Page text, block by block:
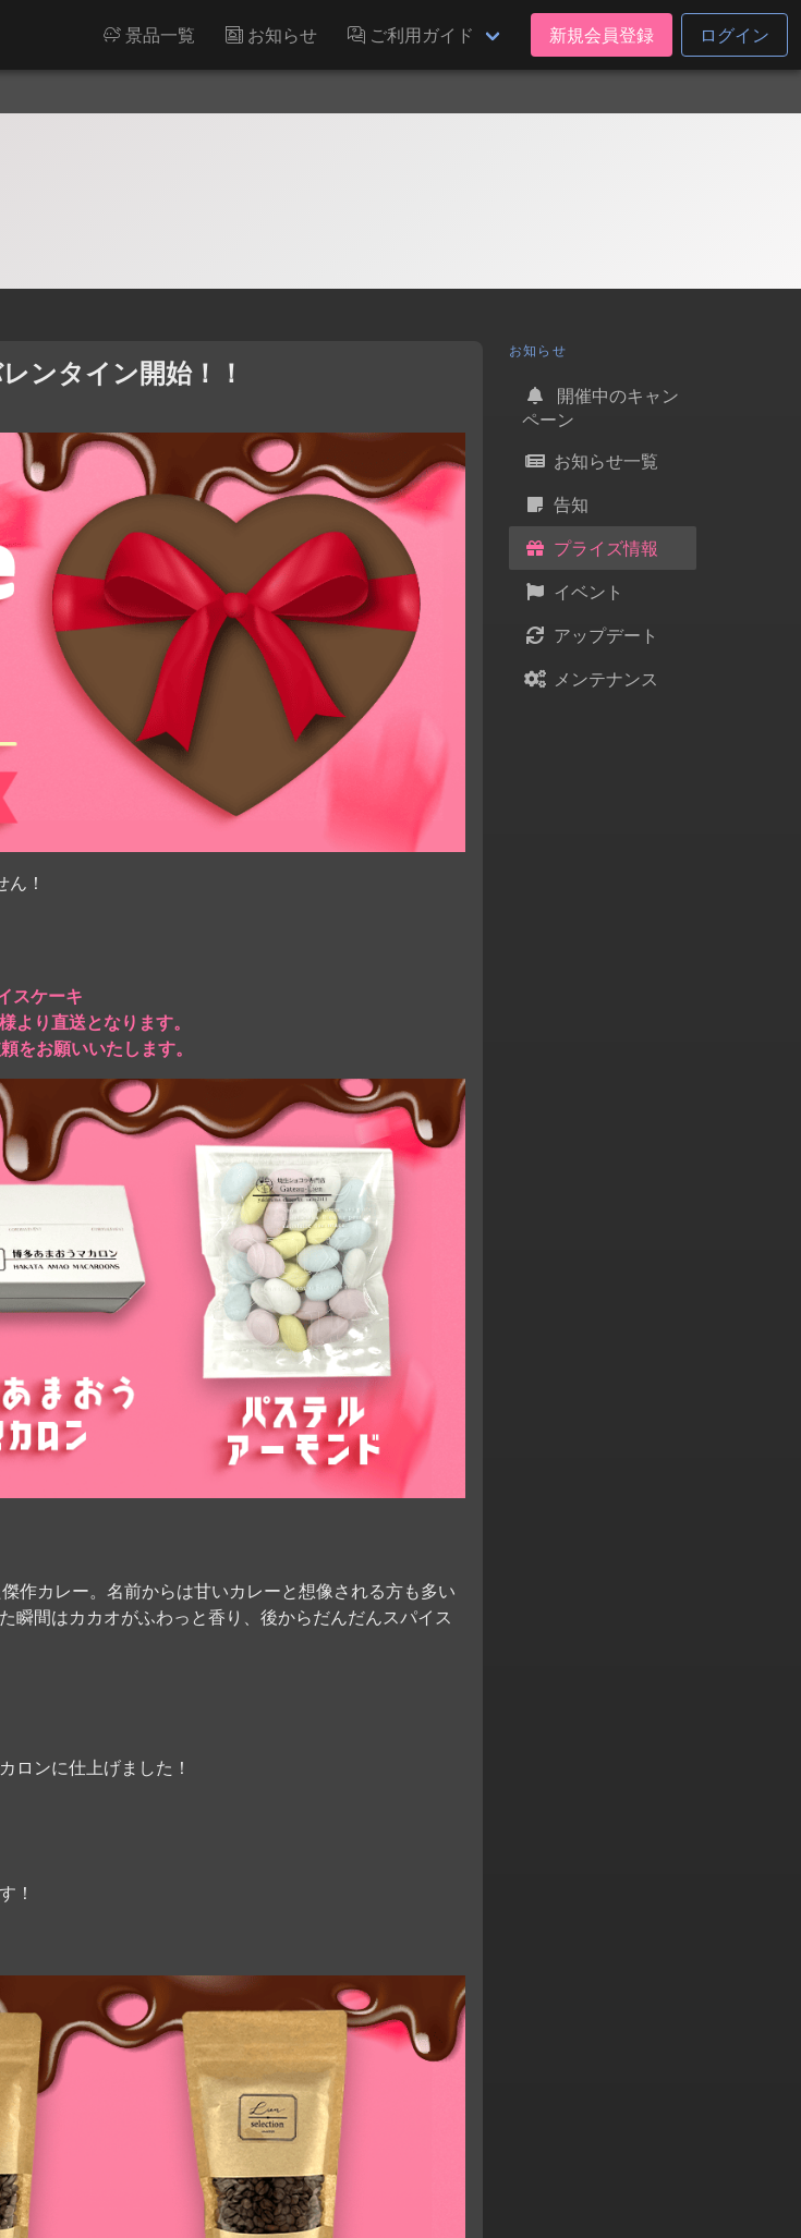
景品一覧 お知らせ ご利用ガイド 新規会員登録 ログイン
ンタイン開始！！
！
スケーキ
より直送となります。
をお願いいたします。
作カレー。名前からは甘いカレーと想像される方も多い
瞬間はカカオがふわっと香り、後からだんだんスパイス
ロンに仕上げました！
！
お知らせ
開催中のキャン
ペーン
お知らせ一覧
告知
プライズ情報
イベント
アップデート
メンテナンス